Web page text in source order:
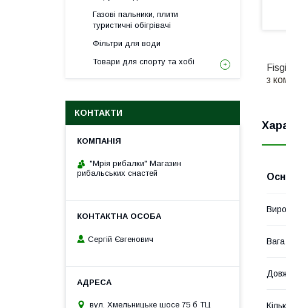
з
Вага
Газові пальники, плити
туристичні обігрівачі
Фільтри для води
Товари для спорту та хобі
КОНТАКТИ
"Мрія рибалки" Магазин
рибальських снастей
Сергій Євгенович
вул. Хмельницьке шосе 75 б ТЦ